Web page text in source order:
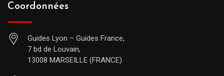
Coordonnées
Guides Lyon – Guides France,
7 bd de Louvain,
13008 MARSEILLE (FRANCE)